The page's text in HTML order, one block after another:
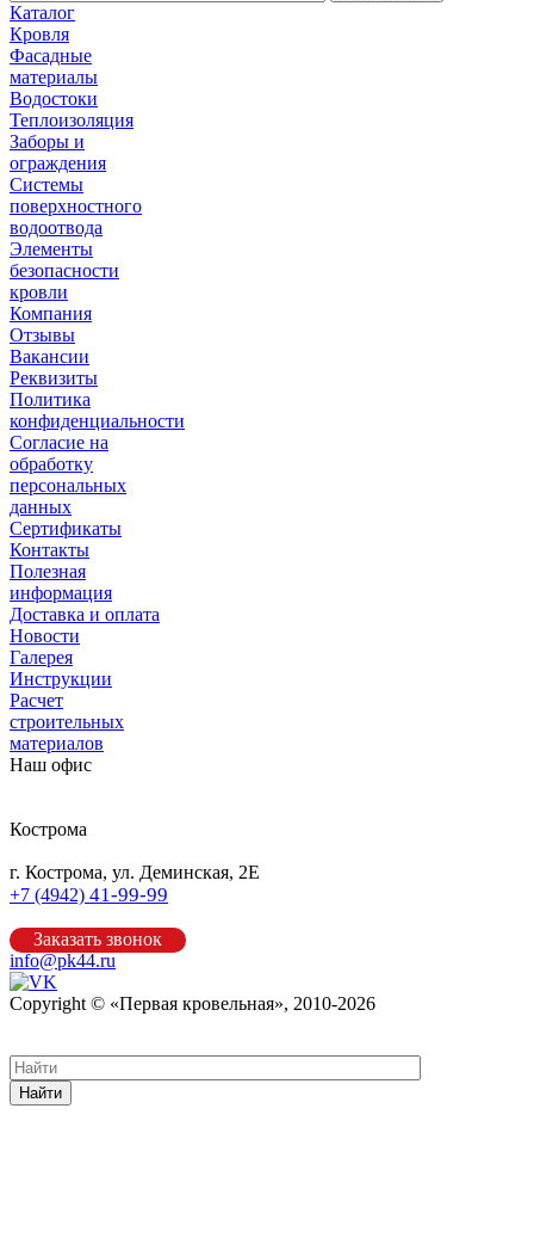
Каталог
Кровля
Фасадные
материалы
Водостоки
Теплоизоляция
Заборы и
ограждения
Системы
поверхностного
водоотвода
Элементы
безопасности
кровли
Компания
Отзывы
Вакансии
Реквизиты
Политика
конфиденциальности
Согласие на
обработку
персональных
данных
Сертификаты
Контакты
Полезная
информация
Доставка и оплата
Новости
Галерея
Инструкции
Расчет
строительных
материалов
Наш офис
Кострома
г. Кострома, ул. Деминская, 2Е
+7 (4942) 41-99-99
Заказать звонок
info@pk44.ru
Copyright © «Первая кровельная», 2010-2026
Найти